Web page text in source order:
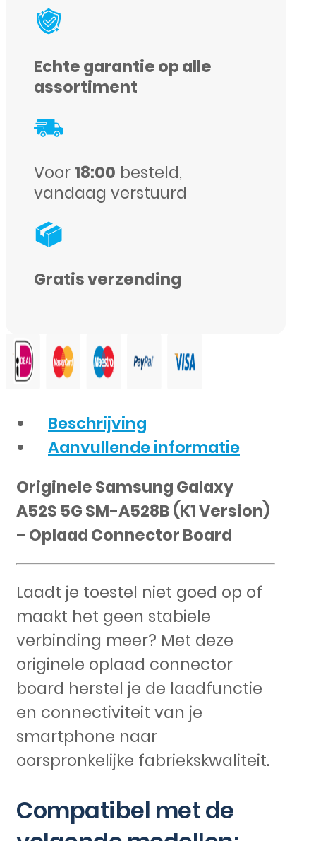
A528B
Version)
Oplaad
Board
(GH96-
14724A)
Origineel
Pack
aantal
Echte garantie op alle
assortiment
Voor18:00 besteld,
vandaag verstuurd
Gratis verzending
Beschrijving
Aanvullende informatie
Originele Samsung Galaxy
A52S 5G SM-A528B (K1 Version)
– Oplaad Connector Board
Laadt je toestel niet goed op of
maakt het geen stabiele
verbinding meer? Met deze
originele oplaad connector
board herstel je de laadfunctie
en connectiviteit van je
smartphone naar
oorspronkelijke fabriekskwaliteit.
Compatibel met de